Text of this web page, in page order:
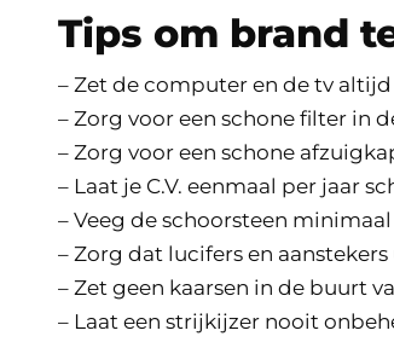
Tips om brand
– Zet de computer en de tv
– Zorg voor een schone filter in
– Zorg voor een schone
– Laat je C.V. eenmaal per jaar
– Veeg de schoorsteen minimaal
– Zorg dat lucifers en
– Zet geen kaarsen in de buurt
– Laat een strijkijzer nooit